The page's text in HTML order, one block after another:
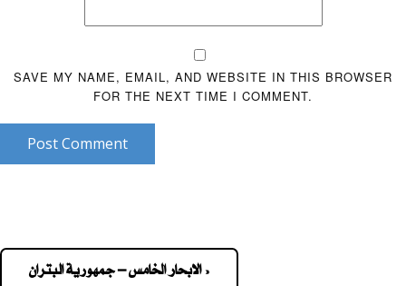
SAVE MY NAME, EMAIL, AND WEBSITE IN THIS BROWSER
FOR THE NEXT TIME I COMMENT.
Post Comment
« الابحار الخامس – جمهورية البتران